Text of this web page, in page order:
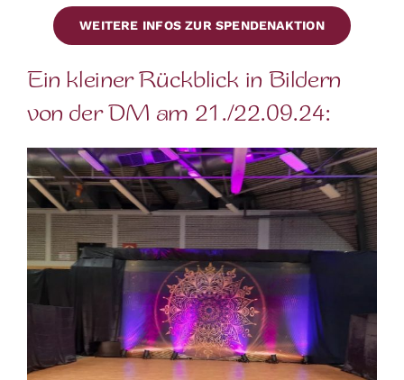
WEITERE INFOS ZUR SPENDENAKTION
Ein kleiner Rückblick in Bildern
von der DM am 21./22.09.24: